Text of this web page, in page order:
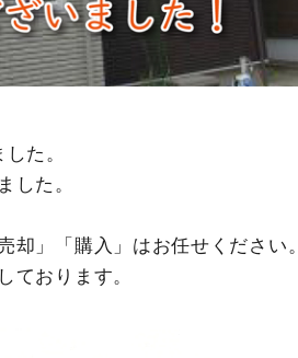
た。
した。
」「購入」はお任せください。
ております。